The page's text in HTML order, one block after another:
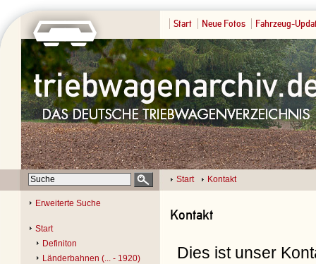
Start Neue Fotos Fahrzeug-
Start Kontakt
Erweiterte Suche
Start
Definiton
Länderbahnen (... - 1920)
Kontakt
Dies ist unser